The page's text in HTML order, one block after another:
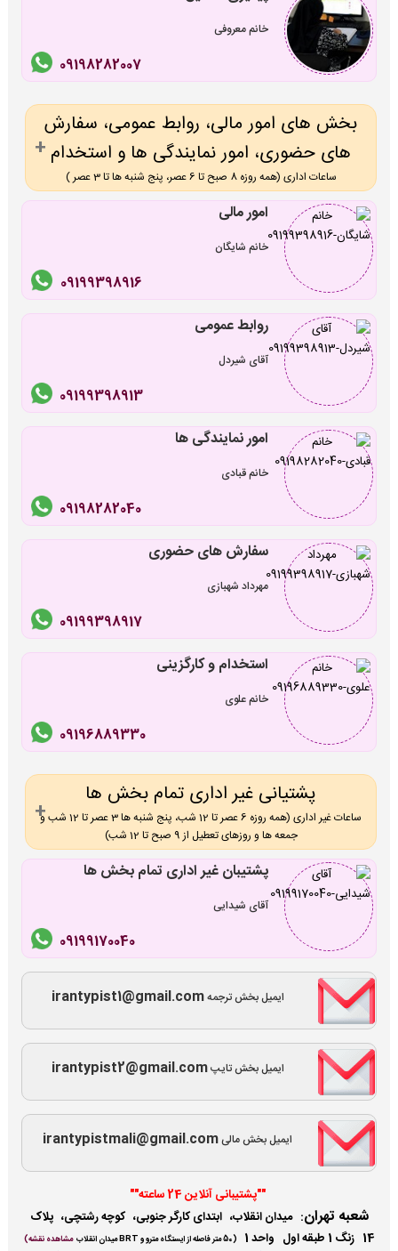
خانم معروفی
09198282007
بخش های امور مالی، روابط عمومی، سفارش
های حضوری، امور نمایندگی ها و استخدام
ساعات اداری (همه روزه 8 صبح تا 6 عصر، پنج شنبه ها تا 3 عصر )
امور مالی
خانم شایگان
09199398916
روابط عمومی
آقای شیردل
09199398913
امور نمایندگی ها
خانم قبادی
09198282040
سفارش های حضوری
مهرداد شهبازی
09199398917
استخدام و کارگزینی
خانم علوی
09196889330
پشتیانی غیر اداری تمام بخش ها
ساعات غیر اداری (همه روزه 6 عصر تا 12 شب، پنج شنبه ها 3 عصر تا 12 شب و
جمعه ها و روزهای تعطیل از 9 صبح تا 12 شب)
پشتیبان غیر اداری تمام بخش ها
آقای شیدایی
09199170040
ایمیل بخش ترجمهirantypist1@gmail.com
ایمیل بخش تایپirantypist2@gmail.com
ایمیل بخش مالیirantypistmali@gmail.com
""پشتیبانی آنلاین 24 ساعته""
شعبه تهران: میدان انقلاب، ابتدای کارگر جنوبی، کوچه رشتچی، پلاک
14 زنگ 1 طبقه اول واحد 1
(50 متر فاصله از ایستگاه مترو و BRT میدان انقلاب مشاهده نقشه)